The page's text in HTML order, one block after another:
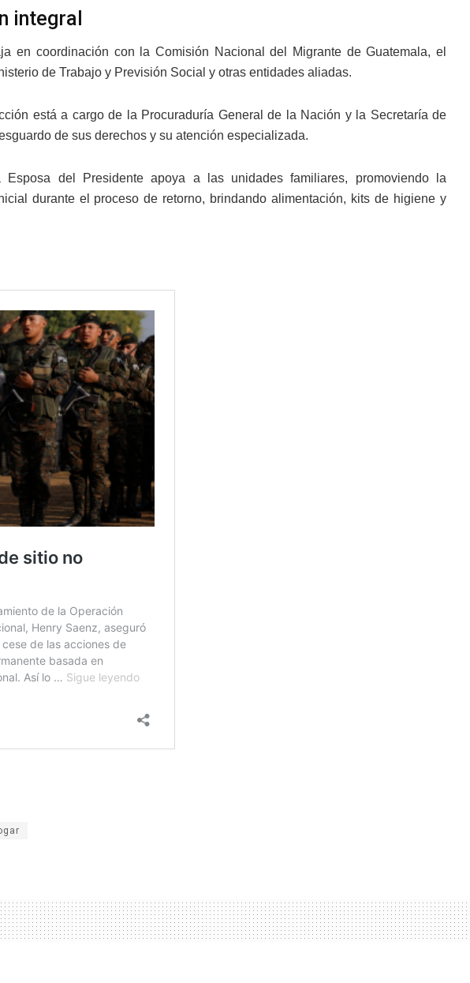
integral
en coordinación con la Comisión Nacional del Migrante de Guatemala, el
de Trabajo y Previsión Social y otras entidades aliadas.
está a cargo de la Procuraduría General de la Nación y la Secretaría de
de sus derechos y su atención especializada.
del Presidente apoya a las unidades familiares, promoviendo la
durante el proceso de retorno, brindando alimentación, kits de higiene y